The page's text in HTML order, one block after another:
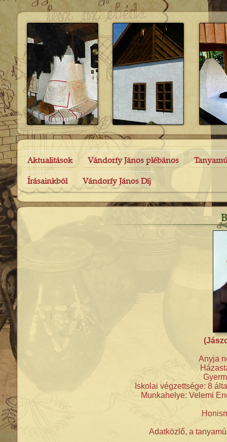
Aktualitások Vándorfy János plébános
Írásainkból Vándorfy János Díj
Anyja
Iskolai végzettsége: 8
Munkahelye: Velemi
Adatközlő, a